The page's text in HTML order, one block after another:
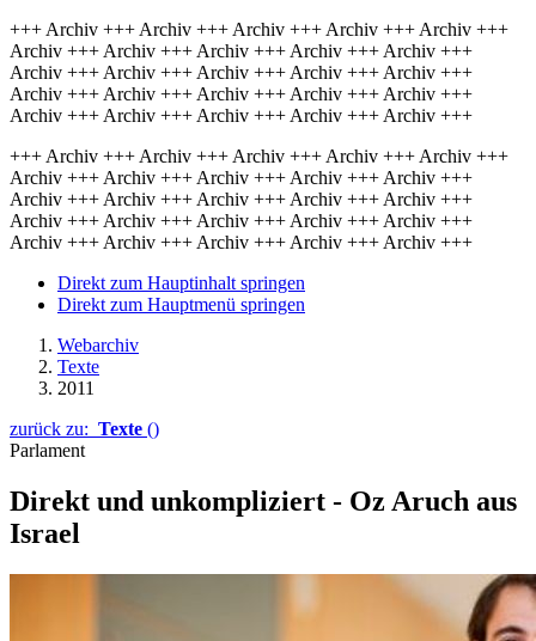
+++ Archiv +++ Archiv +++ Archiv +++ Archiv +++ Archiv +++
Archiv +++ Archiv +++ Archiv +++ Archiv +++ Archiv +++
Archiv +++ Archiv +++ Archiv +++ Archiv +++ Archiv +++
Archiv +++ Archiv +++ Archiv +++ Archiv +++ Archiv +++
Archiv +++ Archiv +++ Archiv +++ Archiv +++ Archiv +++
+++ Archiv +++ Archiv +++ Archiv +++ Archiv +++ Archiv +++
Archiv +++ Archiv +++ Archiv +++ Archiv +++ Archiv +++
Archiv +++ Archiv +++ Archiv +++ Archiv +++ Archiv +++
Archiv +++ Archiv +++ Archiv +++ Archiv +++ Archiv +++
Archiv +++ Archiv +++ Archiv +++ Archiv +++ Archiv +++
Direkt zum Hauptinhalt springen
Direkt zum Hauptmenü springen
Webarchiv
Texte
2011
zurück zu: Texte ()
Parlament
Direkt und unkompliziert - Oz Aruch aus
Israel